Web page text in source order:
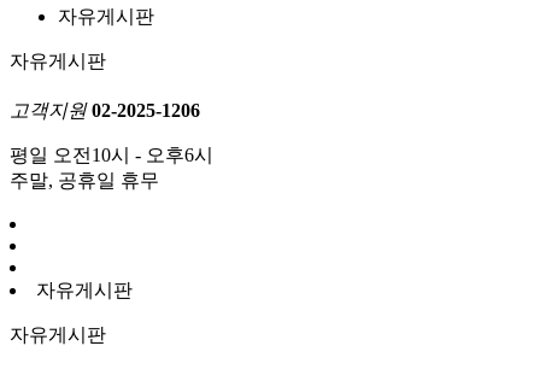
자유게시판
자유게시판
고객지원 02-2025-1206
평일 오전10시 - 오후6시
주말, 공휴일 휴무
자유게시판
자유게시판